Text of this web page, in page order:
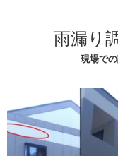
雨漏り
現場で